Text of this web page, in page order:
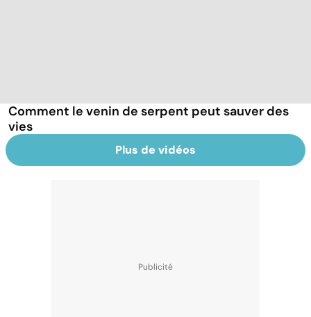
Comment le venin de serpent peut sauver des
vies
Plus de vidéos